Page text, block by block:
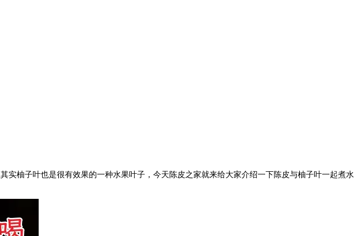
柚子叶也是很有效果的一种水果叶子，今天陈皮之家就来给大家介绍一下陈皮与柚子叶一起煮水